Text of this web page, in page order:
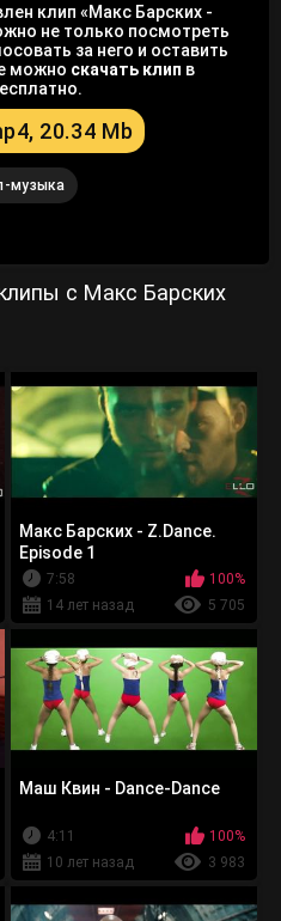
клип «Макс Барских -
не только посмотреть
за него и оставить
можно скачать клип в
20.34 Mb
музыка
с Макс Барских
Макс Барских - Z.Dance.
Episode 1
7:58
100%
14 лет назад
5 705
Маш Квин - Dance-Dance
4:11
100%
10 лет назад
3 983